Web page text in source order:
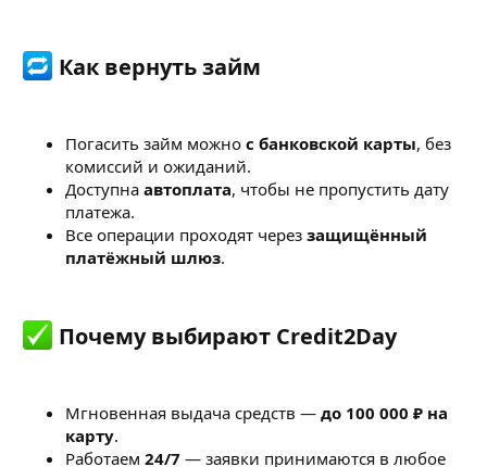
Как вернуть займ​
Погасить займ можно с банковской карты, без
комиссий и ожиданий.
Доступна автоплата, чтобы не пропустить дату
платежа.
Все операции проходят через защищённый
платёжный шлюз.
Почему выбирают Credit2Day​
Мгновенная выдача средств — до 100 000 ₽ на
карту.
Работаем 24/7 — заявки принимаются в любое